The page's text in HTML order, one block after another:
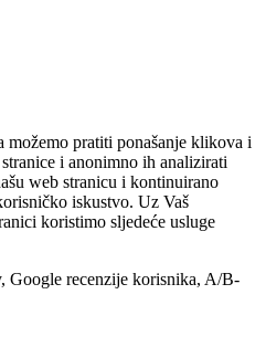
možemo pratiti ponašanje klikova i
i anonimno ih analizirati
web stranicu i kontinuirano
iskustvo. Uz Vaš
koristimo sljedeće usluge
Google recenzije korisnika, A/B-